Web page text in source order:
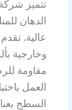
تتميز
الدهان
عالية.
وخارجية
مقاومة
العمل
السطح